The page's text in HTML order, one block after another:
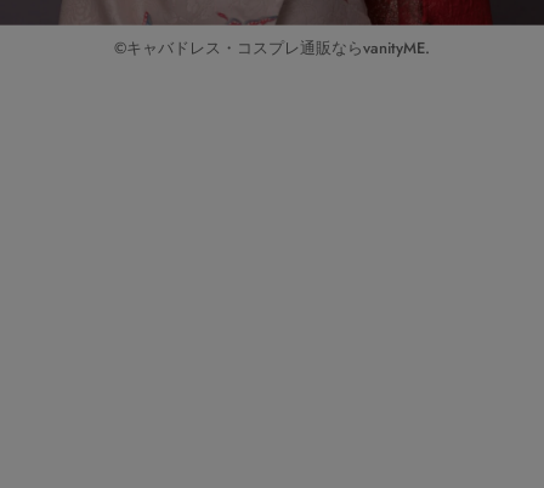
©キャバドレス・コスプレ通販ならvanityME.